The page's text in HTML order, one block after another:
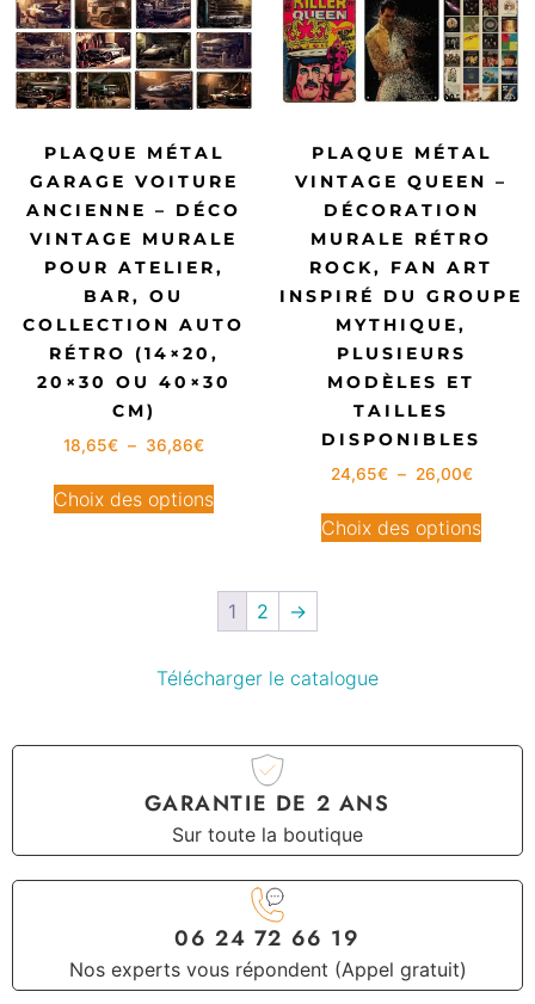
PLAQUE MÉTAL
GARAGE VOITURE
ANCIENNE – DÉCO
VINTAGE MURALE
POUR ATELIER,
BAR, OU
COLLECTION AUTO
RÉTRO (14×20,
20×30 OU 40×30
CM)
18,65€ – 36,86€
Choix des options
PLAQUE MÉTAL
VINTAGE QUEEN –
DÉCORATION
MURALE RÉTRO
ROCK, FAN ART
INSPIRÉ DU GROUPE
MYTHIQUE,
PLUSIEURS
MODÈLES ET
TAILLES
DISPONIBLES
24,65€ – 26,00€
Choix des options
1 2 →
Télécharger le catalogue
GARANTIE DE 2 ANS
Sur toute la boutique
06 24 72 66 19
Nos experts vous répondent (Appel gratuit)